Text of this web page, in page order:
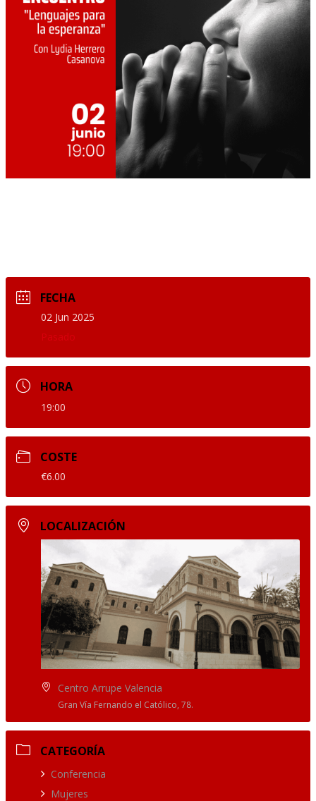
FECHA
02 Jun 2025
Pasado
HORA
19:00
COSTE
€6.00
LOCALIZACIÓN
Centro Arrupe Valencia
Gran Vía Fernando el Católico, 78.
CATEGORÍA
Conferencia
Mujeres